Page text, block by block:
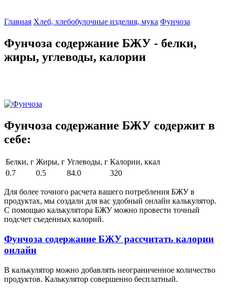
Главная Хлеб, хлебобулочные изделия, мука Фунчоза
Фунчоза содержание БЖУ - белки,
жиры, углеводы, калории
Фунчоза содержание БЖУ содержит в
себе:
Белки, г Жиры, г Углеводы, г Калории, ккал
0.7
0.5 84.0 320
Для более точного расчета вашего потребления БЖУ в
продуктах, мы создали для вас удобный онлайн калькулятор.
С помощью калькулятора БЖУ можно провести точный
подсчет съеденных калорий.
Фунчоза содержание БЖУ рассчитать калории
онлайн
В калькулятор можно добавлять неограниченное количество
продуктов. Калькулятор совершенно бесплатный.